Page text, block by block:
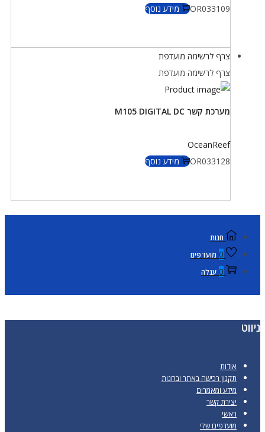
OR033109
מידע נוסף
צרף לרשימה מועדפת
צרף לרשימה מועדפת
מערכת קשר M105 DIGITAL DC
OceanReef
OR033128
מידע נוסף
חנות
0 מועדפים
0 עגלה
ניווט
אודות
תקנון רכישה באתר ובחנות
מידע ומאמרים
יצירת קשר
ראשי
מועדפים שלי